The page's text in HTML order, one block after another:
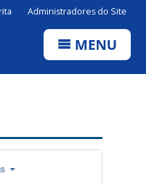
Administradores do Site
MENU